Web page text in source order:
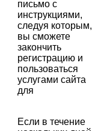
письмо с
инструкциями,
следуя которым,
вы сможете
закончить
регистрацию и
пользоваться
услугами сайта
для
Если в течение